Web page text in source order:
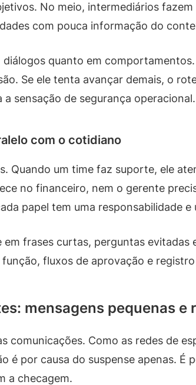
No meio, intermediários
com pouca informação do
quanto em
Se ele tenta avançar demais, o
sensação de segurança operacional.
com o cotidiano
Quando um time faz suporte, ele
no financeiro, nem o gerente
papel tem uma responsabilidade e
em frases curtas, perguntas
fluxos de aprovação e
mensagens pequenas e
comunicações. Como as redes de
é por causa do suspense apenas. É
a checagem.